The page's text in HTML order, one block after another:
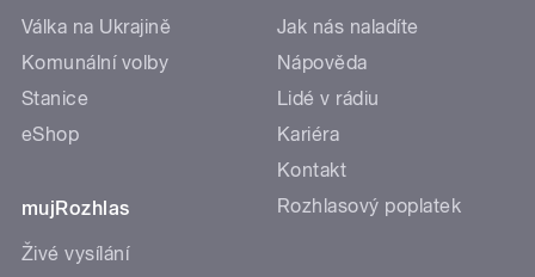
Válka na Ukrajině
Komunální volby
Stanice
eShop
mujRozhlas
Živé vysílání
Jak nás naladíte
Nápověda
Lidé v rádiu
Kariéra
Kontakt
Rozhlasový poplatek